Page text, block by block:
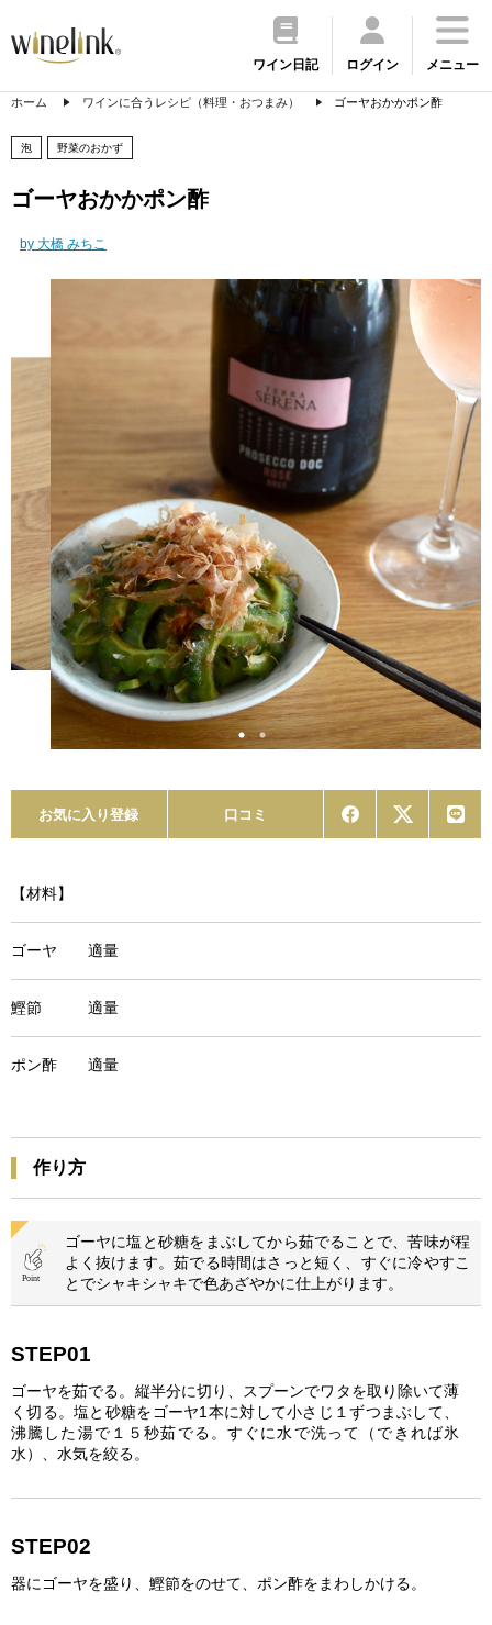
ワイン日記 ログイン メニュー
ホーム ワインに合うレシピ（料理・おつまみ） ゴーヤおかかポン酢
泡 野菜のおかず
ゴーヤおかかポン酢
by 大橋 みちこ
お気に入り登録 口コミ
【材料】
ゴーヤ 適量
鰹節 適量
ポン酢 適量
作り方
ゴーヤに塩と砂糖をまぶしてから茹でることで、苦味が程
よく抜けます。茹でる時間はさっと短く、すぐに冷やすこ
とでシャキシャキで色あざやかに仕上がります。
STEP01
ゴーヤを茹でる。縦半分に切り、スプーンでワタを取り除いて薄
く切る。塩と砂糖をゴーヤ1本に対して小さじ１ずつまぶして、
沸騰した湯で１５秒茹でる。すぐに水で洗って（できれば氷
水）、水気を絞る。
STEP02
器にゴーヤを盛り、鰹節をのせて、ポン酢をまわしかける。